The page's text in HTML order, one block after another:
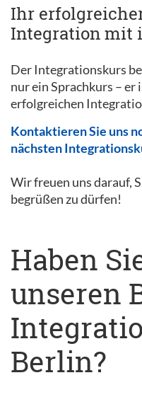
Ihr
Integration mit
Der Integrationskurs
nur ein Sprachkurs – er
erfolgreichen
Kontaktieren Sie uns
nächsten
Wir freuen uns darauf,
begrüßen zu dürfen!
Haben
unseren
Berlin?